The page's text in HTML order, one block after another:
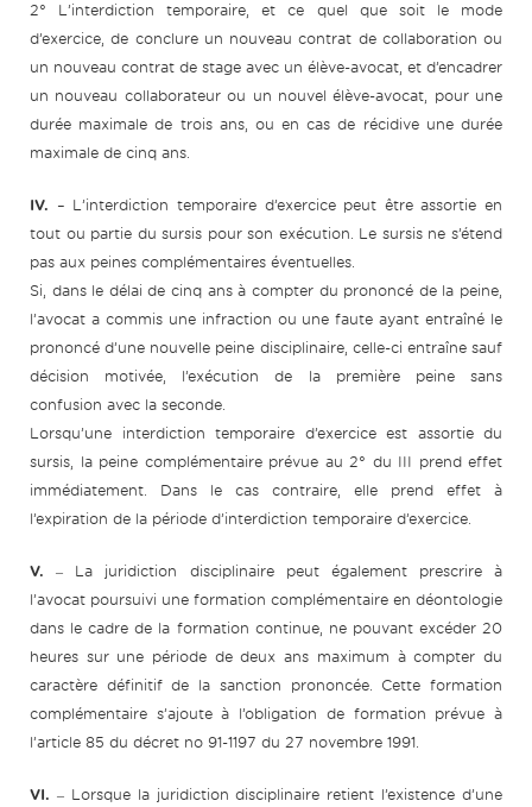
2° L’interdiction temporaire, et ce quel que soit le mode
d’exercice, de conclure un nouveau contrat de collaboration ou
un nouveau contrat de stage avec un élève-avocat, et d’encadrer
un nouveau collaborateur ou un nouvel élève-avocat, pour une
durée maximale de trois ans, ou en cas de récidive une durée
maximale de cinq ans.
IV. – L’interdiction temporaire d’exercice peut être assortie en
tout ou partie du sursis pour son exécution. Le sursis ne s’étend
pas aux peines complémentaires éventuelles.
Si, dans le délai de cinq ans à compter du prononcé de la peine,
l’avocat a commis une infraction ou une faute ayant entraîné le
prononcé d’une nouvelle peine disciplinaire, celle-ci entraîne sauf
décision motivée, l’exécution de la première peine sans
confusion avec la seconde.
Lorsqu’une interdiction temporaire d’exercice est assortie du
sursis, la peine complémentaire prévue au 2° du III prend effet
immédiatement. Dans le cas contraire, elle prend effet à
l’expiration de la période d’interdiction temporaire d’exercice.
V. ‒ La juridiction disciplinaire peut également prescrire à
l’avocat poursuivi une formation complémentaire en déontologie
dans le cadre de la formation continue, ne pouvant excéder 20
heures sur une période de deux ans maximum à compter du
caractère définitif de la sanction prononcée. Cette formation
complémentaire s’ajoute à l’obligation de formation prévue à
l’article 85 du décret no 91-1197 du 27 novembre 1991.
VI. ‒ Lorsque la juridiction disciplinaire retient l’existence d’une